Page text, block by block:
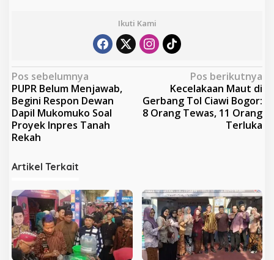
Ikuti Kami
N
a
v
i
g
a
i
p
o
s
Pos sebelumnya
PUPR Belum Menjawab,
Begini Respon Dewan
Dapil Mukomuko Soal
Proyek Inpres Tanah
Rekah
Pos berikutnya
Kecelakaan Maut di
Gerbang Tol Ciawi Bogor:
8 Orang Tewas, 11 Orang
Terluka
Artikel Terkait